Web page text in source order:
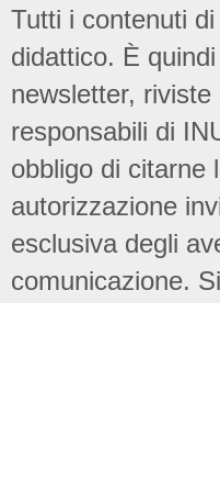
Tutti i contenuti
didattico. È
newsletter,
responsabili di
obbligo di citarne
autorizzazione
esclusiva degli
comunicazione.